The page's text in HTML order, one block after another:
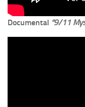
Documental “9/11